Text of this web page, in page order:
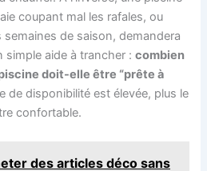
coupant mal les rafales, ou
semaines de saison, demandera
simple aide à trancher :combien
doit-elle être “prête à
de disponibilité est élevée, plus le
confortable.
des articles déco sans